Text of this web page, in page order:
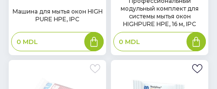
Машина для мытья окон HIGH
PURE HPE, IPC
0 MDL
В
корзину
модульный комплект для
системы мытья окон
HIGHPURE HPE, 16 м, IPC
0 MDL
В
корзину